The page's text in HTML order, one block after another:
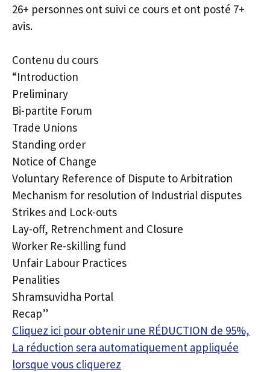
26+ personnes ont suivi ce cours et ont posté 7+
avis.
Contenu du cours
“Introduction
Preliminary
Bi-partite Forum
Trade Unions
Standing order
Notice of Change
Voluntary Reference of Dispute to Arbitration
Mechanism for resolution of Industrial disputes
Strikes and Lock-outs
Lay-off, Retrenchment and Closure
Worker Re-skilling fund
Unfair Labour Practices
Penalities
Shramsuvidha Portal
Recap”
Cliquez ici pour obtenir une RÉDUCTION de 95%,
La réduction sera automatiquement appliquée
lorsque vous cliquerez